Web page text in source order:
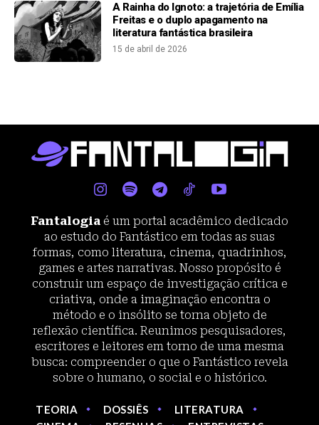
A Rainha do Ignoto: a trajetória de Emília
Freitas e o duplo apagamento na
literatura fantástica brasileira
15 de abril de 2026
Fantalogia é um portal acadêmico dedicado
ao estudo do Fantástico em todas as suas
formas, como literatura, cinema, quadrinhos,
games e artes narrativas. Nosso propósito é
construir um espaço de investigação crítica e
criativa, onde a imaginação encontra o
método e o insólito se torna objeto de
reflexão científica. Reunimos pesquisadores,
escritores e leitores em torno de uma mesma
busca: compreender o que o Fantástico revela
sobre o humano, o social e o histórico.
TEORIA DOSSIÊS
LITERATURA